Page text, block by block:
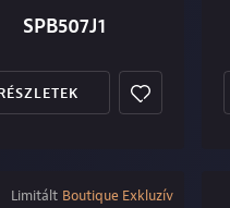
SPB507J1
Limitált Boutique Exkluzív